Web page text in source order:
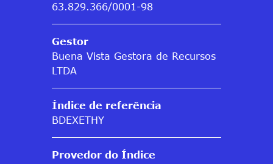
63.829.366/0001-98
Gestor
Buena Vista Gestora de Recursos
LTDA
Índice de referência
BDEXETHY
Provedor do Índice